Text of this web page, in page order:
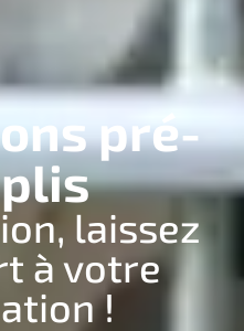
pré-
laissez
à votre
!